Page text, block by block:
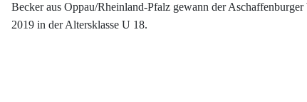
Becker aus Oppau/Rheinland-Pfalz gewann der
2019 in der Altersklasse U 18.